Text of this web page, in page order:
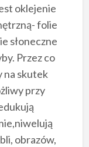
oklejenie
folie
słoneczne
Przez co
na skutek
przy
obrazów,